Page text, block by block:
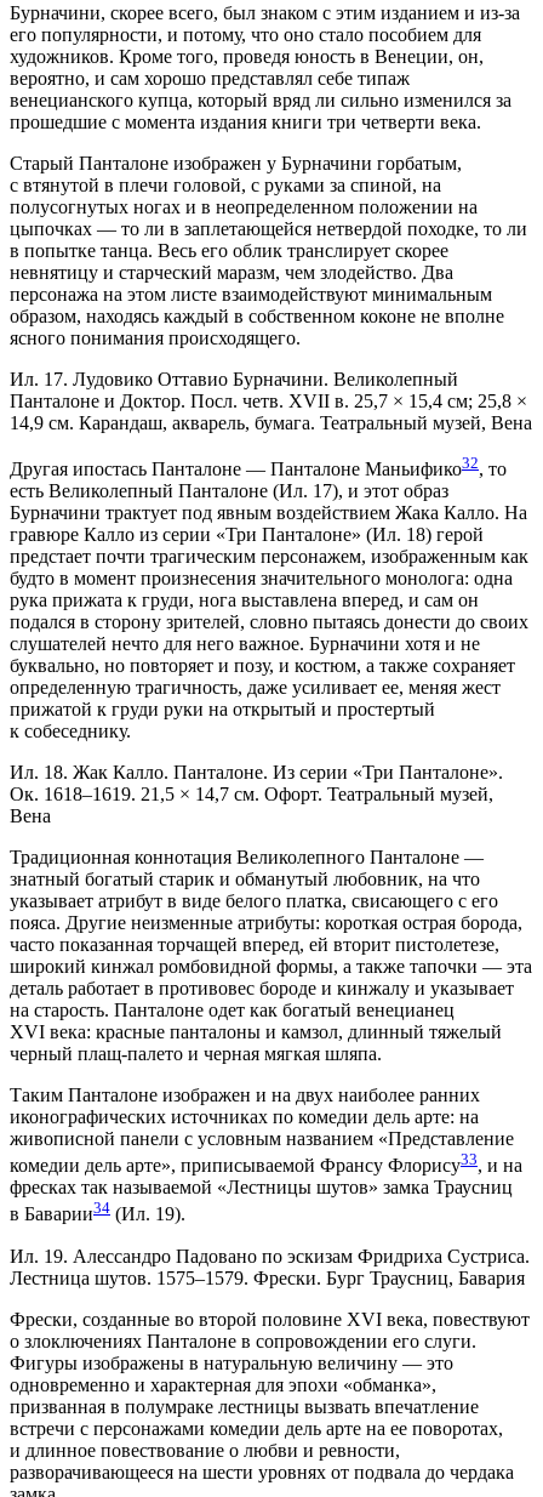
Бурначини, скорее всего, был знаком с этим изданием и из-за
его популярности, и потому, что оно стало пособием для
художников. Кроме того, проведя юность в Венеции, он,
вероятно, и сам хорошо представлял себе типаж
венецианского купца, который вряд ли сильно изменился за
прошедшие с момента издания книги три четверти века.
Старый Панталоне изображен у Бурначини горбатым,
с втянутой в плечи головой, с руками за спиной, на
полусогнутых ногах и в неопределенном положении на
цыпочках — то ли в заплетающейся нетвердой походке, то ли
в попытке танца. Весь его облик транслирует скорее
невнятицу и старческий маразм, чем злодейство. Два
персонажа на этом листе взаимодействуют минимальным
образом, находясь каждый в собственном коконе не вполне
ясного понимания происходящего.
Ил. 17. Лудовико Оттавио Бурначини. Великолепный
Панталоне и Доктор. Посл. четв. XVII в. 25,7 × 15,4 см; 25,8 ×
14,9 см. Карандаш, акварель, бумага. Театральный музей, Вена
Другая ипостась Панталоне — Панталоне Маньифико32, то
есть Великолепный Панталоне (Ил. 17), и этот образ
Бурначини трактует под явным воздействием Жака Калло. На
гравюре Калло из серии «Три Панталоне» (Ил. 18) герой
предстает почти трагическим персонажем, изображенным как
будто в момент произнесения значительного монолога: одна
рука прижата к груди, нога выставлена вперед, и сам он
подался в сторону зрителей, словно пытаясь донести до своих
слушателей нечто для него важное. Бурначини хотя и не
буквально, но повторяет и позу, и костюм, а также сохраняет
определенную трагичность, даже усиливает ее, меняя жест
прижатой к груди руки на открытый и простертый
к собеседнику.
Ил. 18. Жак Калло. Панталоне. Из серии «Три Панталоне».
Ок. 1618–1619. 21,5 × 14,7 см. Офорт. Театральный музей,
Вена
Традиционная коннотация Великолепного Панталоне —
знатный богатый старик и обманутый любовник, на что
указывает атрибут в виде белого платка, свисающего с его
пояса. Другие неизменные атрибуты: короткая острая борода,
часто показанная торчащей вперед, ей вторит пистолетезе,
широкий кинжал ромбовидной формы, а также тапочки — эта
деталь работает в противовес бороде и кинжалу и указывает
на старость. Панталоне одет как богатый венецианец
XVI века: красные панталоны и камзол, длинный тяжелый
черный плащ-палето и черная мягкая шляпа.
Таким Панталоне изображен и на двух наиболее ранних
иконографических источниках по комедии дель арте: на
живописной панели с условным названием «Представление
комедии дель арте», приписываемой Франсу Флорису33, и на
фресках так называемой «Лестницы шутов» замка Траусниц
в Баварии34 (Ил. 19).
Ил. 19. Алессандро Падовано по эскизам Фридриха Сустриса.
Лестница шутов. 1575–1579. Фрески. Бург Траусниц, Бавария
Фрески, созданные во второй половине XVI века, повествуют
о злоключениях Панталоне в сопровождении его слуги.
Фигуры изображены в натуральную величину — это
одновременно и характерная для эпохи «обманка»,
призванная в полумраке лестницы вызвать впечатление
встречи с персонажами комедии дель арте на ее поворотах,
и длинное повествование о любви и ревности,
разворачивающееся на шести уровнях от подвала до чердака